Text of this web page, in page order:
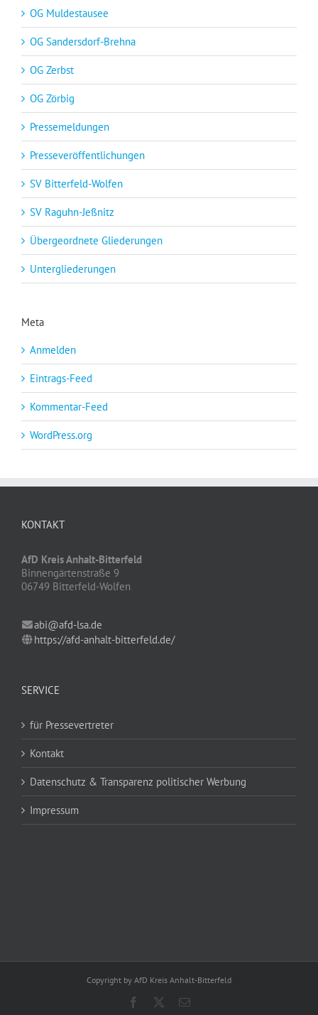
OG Muldestausee
OG Sandersdorf-Brehna
OG Zerbst
OG Zörbig
Pressemeldungen
Presseveröffentlichungen
SV Bitterfeld-Wolfen
SV Raguhn-Jeßnitz
Übergeordnete Gliederungen
Untergliederungen
Meta
Anmelden
Eintrags-Feed
Kommentar-Feed
WordPress.org
KONTAKT
AfD Kreis Anhalt-Bitterfeld
Binnengärtenstraße 9
06749 Bitterfeld-Wolfen
abi@afd-lsa.de
https://afd-anhalt-bitterfeld.de/
SERVICE
für Pressevertreter
Kontakt
Datenschutz & Transparenz politischer Werbung
Impressum
Copyright by AfD Kreis Anhalt-Bitterfeld
Facebook
E-